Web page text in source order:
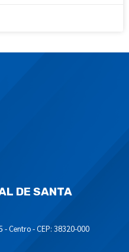
DE SANTA
- Centro - CEP: 38320-000